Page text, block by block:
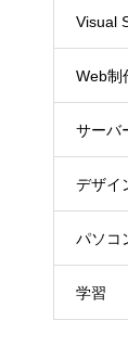
Visual
Web制
サーバ
デザイ
パソコ
学習